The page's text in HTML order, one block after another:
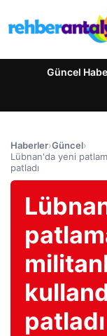
Güncel
Haberler›Güncel›
Lübnan'da yeni
patladı
patladı